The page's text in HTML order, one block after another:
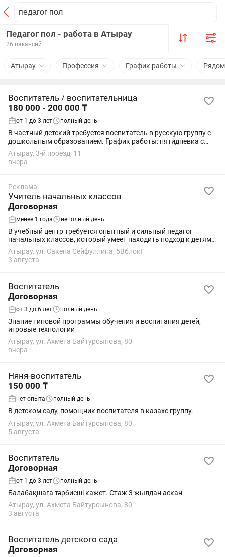
Педагог пол - работа в Атырау
26 вакансий
Атырау Профессия График работы Рядом
Воспитатель / воспитательница
180 000 - 200 000 ₸
от 1 до 3 лет полный день
В частный детский требуется воспитатель в русскую группу с
дошкольным образованием. График работы: пятидневка с
9.00 до 18.30. Адрес: микр.Жеруйык проезд 3, дом 13
Атырау, 3-й проезд, 11
вчера
Реклама
Учитель начальных классов
Договорная
менее 1 года неполный день
В учебный центр требуется опытный и сильный педагог
начальных классов, который умеет находить подход к детям и
помогает им добиваться высоких результатов. •
Ответственность и пунктуальность • Любовь...
Атырау, ул. Сакена Сейфуллина, 5ВблокГ
3 августа
Воспитатель
Договорная
от 3 до 6 лет полный день
Знание типовой программы обучения и воспитания детей,
игровые технологии
Атырау, ул. Ахмета Байтурсынова, 80
вчера
Няня-воспитатель
150 000 ₸
нет опыта полный день
В детском саду, помощник воспитателя в казахс группу.
Атырау, ул. Ахмета Байтурсынова, 80
5 августа
Воспитатель
Договорная
от 1 до 3 лет полный день
Балабақшага тәрбиеші кажет. Стаж 3 жылдан аскан
Атырау, ул. Ахмета Байтурсынова, 80
3 августа
Воспитатель детского сада
Договорная